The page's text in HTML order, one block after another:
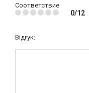
Соответствие
0/12
Відгук: